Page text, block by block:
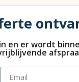
en er wordt